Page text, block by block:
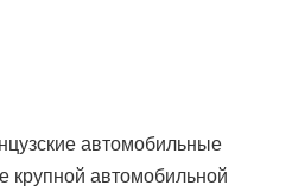
автомобильные
автомобильной